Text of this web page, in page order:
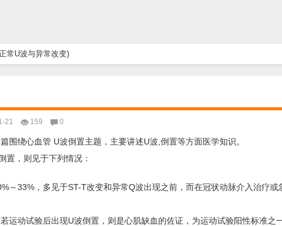
常U波与异常改变)
21 159 0
绕心血管 U波倒置主题，主要讲述U波,倒置等方面医学知识。
置，则见于下列情况：
～33%，多见于ST-T改变和异常Q波出现之前，而在冠状动脉介入治疗或
运动试验后出现U波倒置，则是心肌缺血的佐证，为运动试验阳性标准之